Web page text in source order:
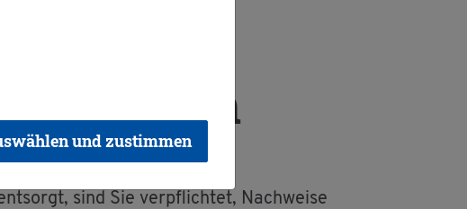
und zustimmen
las­sen
sind Sie ver­pflich­tet, Nach­wei­se